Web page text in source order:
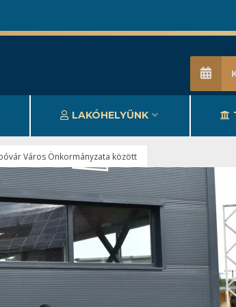
LAKÓHELYÜNK
Város Önkormányzata között